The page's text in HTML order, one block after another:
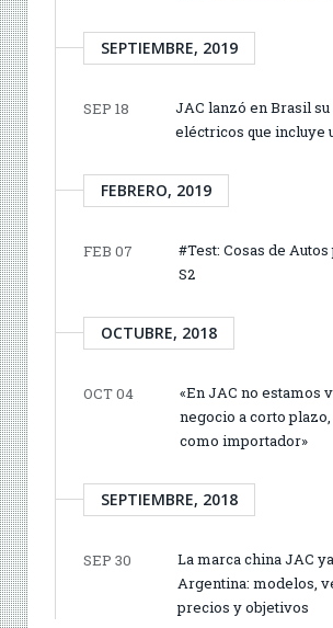
SEPTIEMBRE, 2019
SEP 18
JAC lanzó en Brasil su
eléctricos que incluye
FEBRERO, 2019
FEB 07
#Test: Cosas de
S2
OCTUBRE, 2018
OCT 04
«En JAC no estamos
negocio a corto
como importador»
SEPTIEMBRE, 2018
SEP 30
La marca china JAC
Argentina: modelos,
precios y objetivos